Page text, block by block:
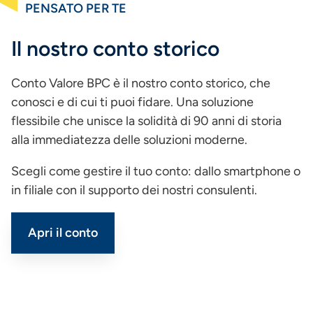
PENSATO PER TE
Il nostro conto storico
Conto Valore BPC è il nostro conto storico, che
conosci e di cui ti puoi fidare. Una soluzione
flessibile che unisce la solidità di 90 anni di storia
alla immediatezza delle soluzioni moderne.
Scegli come gestire il tuo conto: dallo smartphone o
in filiale con il supporto dei nostri consulenti.
Apri il conto